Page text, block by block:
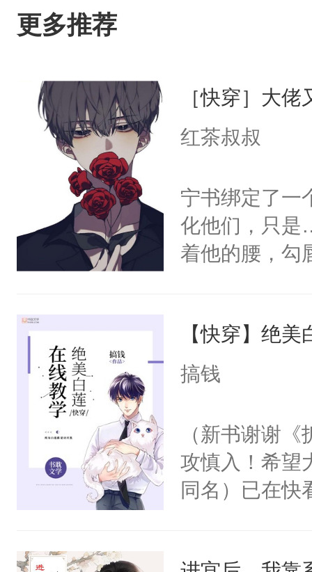
更多推荐
［快穿］大
红茶叔叔
宁书绑定了一
化他们，只是
着他的腰，勾
来，给老公
用力——为你
【快穿】绝
搞钱
（新书谢谢
攻慎入！希望
同名）已在快